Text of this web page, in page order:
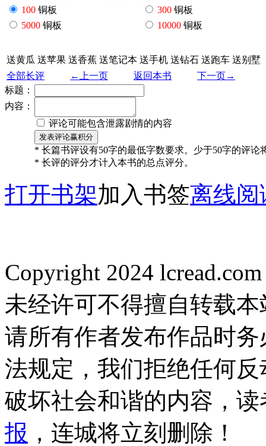
100 铜板 300 铜板
5000 铜板 10000 铜板
送黄瓜 送苹果 送香蕉 送笔记本 送手机 送钻石 送跑车 送别墅
全部长评
←上一页 返回本书
下一页→
标题：
内容：
评论可能包含泄露剧情的内容
* 长篇书评设有50字的最低字数要求。少于50字的评论
* 长评的评分才计入本书的总点评分。
打开书架加入书签离线阅
Copyright 2024
未经许可不得擅自转载
请所有作者发布作品时
法规定，我们拒绝任何
破坏社会和谐的内容，
报 ，连城将立刻删除！